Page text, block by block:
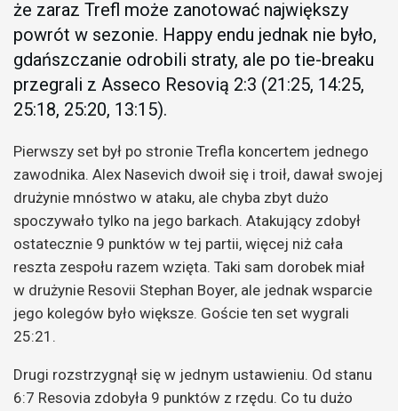
że zaraz Trefl może zanotować największy
powrót w sezonie. Happy endu jednak nie było,
gdańszczanie odrobili straty, ale po tie-breaku
przegrali z Asseco Resovią 2:3 (21:25, 14:25,
25:18, 25:20, 13:15).
Pierwszy set był po stronie Trefla koncertem jednego
zawodnika. Alex Nasevich dwoił się i troił, dawał swojej
drużynie mnóstwo w ataku, ale chyba zbyt dużo
spoczywało tylko na jego barkach. Atakujący zdobył
ostatecznie 9 punktów w tej partii, więcej niż cała
reszta zespołu razem wzięta. Taki sam dorobek miał
w drużynie Resovii Stephan Boyer, ale jednak wsparcie
jego kolegów było większe. Goście ten set wygrali
25:21.
Drugi rozstrzygnął się w jednym ustawieniu. Od stanu
6:7 Resovia zdobyła 9 punktów z rzędu. Co tu dużo